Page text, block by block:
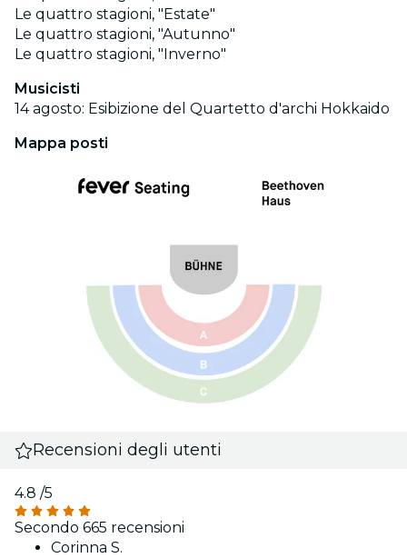
Le quattro stagioni, "Estate"
Le quattro stagioni, "Autunno"
Le quattro stagioni, "Inverno"
Musicisti
14 agosto: Esibizione del Quartetto d'archi Hokkaido
Mappa posti
Recensioni degli utenti
4.8 /5
Secondo 665 recensioni
Corinna S.